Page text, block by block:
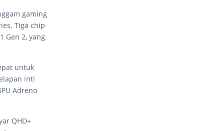
gaming
Tiga chip
Gen 2, yang
untuk
inti
Adreno
QHD+